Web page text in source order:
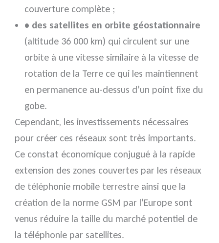
couverture complète ;
• des satellites en orbite géostationnaire
(altitude 36 000 km) qui circulent sur une
orbite à une vitesse similaire à la vitesse de
rotation de la Terre ce qui les maintiennent
en permanence au-dessus d’un point fixe du
gobe.
Cependant, les investissements nécessaires
pour créer ces réseaux sont très importants.
Ce constat économique conjugué à la rapide
extension des zones couvertes par les réseaux
de téléphonie mobile terrestre ainsi que la
création de la norme GSM par l’Europe sont
venus réduire la taille du marché potentiel de
la téléphonie par satellites.